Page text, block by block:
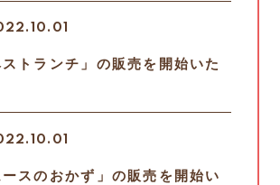
トランチ」の販売を開始いた
スのおかず」の販売を開始い